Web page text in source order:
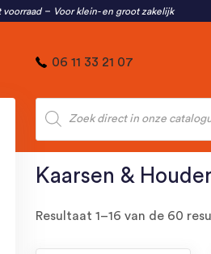
voorraad Voor klein- en groot zakelijk
06 11 33 21 07
Producten
zoeken
Kaarsen &
Resultaat 1–16 van de 60